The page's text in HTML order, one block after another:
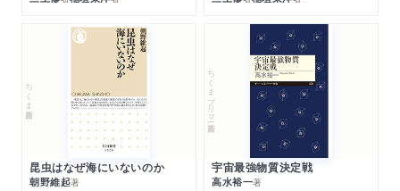
ちくま新書
昆虫はなぜ海にいないのか
朝野維起著
ちくまプリマー新書
宇宙最強物質決定戦
高水裕一著